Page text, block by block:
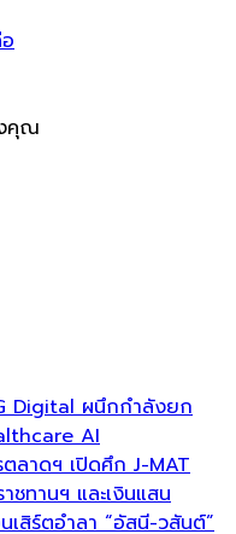
คุณ
Digital ผนึกกำลังยก
AI
ลาดฯ เปิดศึก J-MAT
ทานฯ และเงินแสน
เสิร์ตอำลา “อัสนี-วสันต์”